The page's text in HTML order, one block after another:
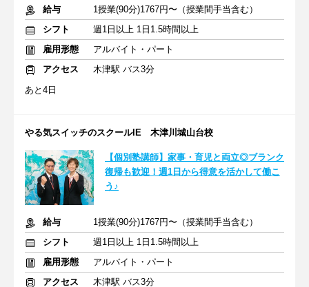
給与
1授業(90分)1767円〜（授業間手当含む）
シフト
週1日以上 1日1.5時間以上
雇用形態
アルバイト・パート
アクセス
木津駅 バス3分
あと4日
やる気スイッチのスクールIE 木津川城山台校
【個別塾講師】家事・育児と両立◎ブランク
復帰も歓迎！週1日から得意を活かして働こ
う♪
給与
1授業(90分)1767円〜（授業間手当含む）
シフト
週1日以上 1日1.5時間以上
雇用形態
アルバイト・パート
アクセス
木津駅 バス3分